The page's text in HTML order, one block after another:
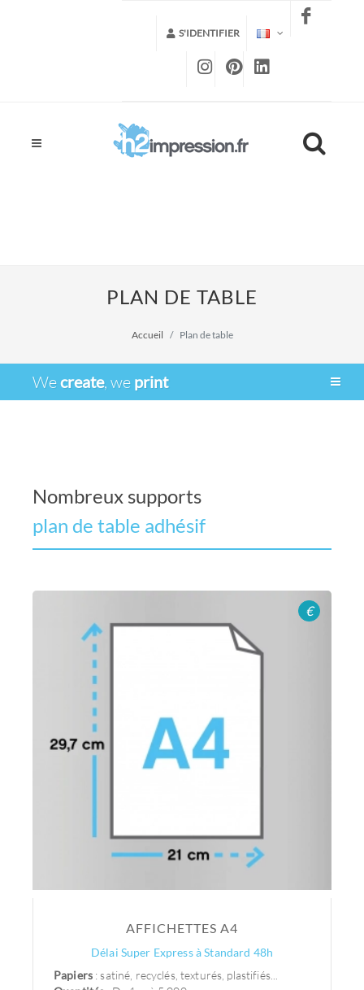
S'IDENTIFIER
PLAN DE TABLE
Accueil Plan de table
Wecreate, we print
Nombreux supports
plan de table bâche
€
AFFICHETTES A4
Délai Super Express à Standard 48h
Papiers : satiné, recyclés, texturés, plastifiés...